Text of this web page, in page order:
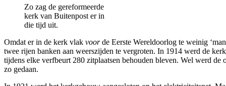
Zo zag de gereformeerde
kerk van Buitenpost er in
die tijd uit.
Omdat er in de kerk vlak voorde Eerste Wereldoorlog te weinig
twee rijen banken aan weerszijden te vergroten. In 1914 werd de
tijdens elke verfbeurt 280 zitplaatsen behouden bleven. Wel werd
zo gedaan.